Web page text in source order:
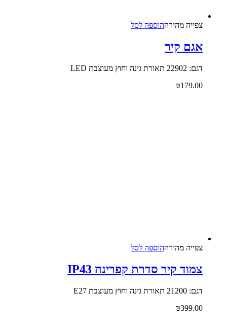
צפייה‬ ‫מהירה‬הוספה לסל
אגם קיר
דגם: 22902 תאורת גינה וחוץ מעוצבת LED
₪179.00
צפייה‬ ‫מהירה‬הוספה לסל
צמוד קיר סדרת קפרינה IP43
דגם: 21200 תאורת גינה וחוץ מעוצבת E27
₪399.00